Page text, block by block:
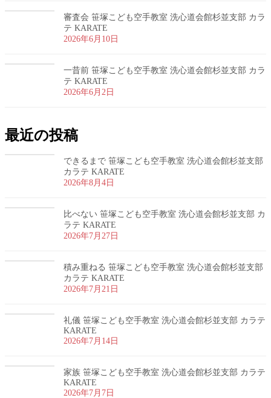
審査会 笹塚こども空手教室 洗心道会館杉並支部 カラ
テ KARATE
2026年6月10日
一昔前 笹塚こども空手教室 洗心道会館杉並支部 カラ
テ KARATE
2026年6月2日
最近の投稿
できるまで 笹塚こども空手教室 洗心道会館杉並支部
カラテ KARATE
2026年8月4日
比べない 笹塚こども空手教室 洗心道会館杉並支部 カ
ラテ KARATE
2026年7月27日
積み重ねる 笹塚こども空手教室 洗心道会館杉並支部
カラテ KARATE
2026年7月21日
礼儀 笹塚こども空手教室 洗心道会館杉並支部 カラテ
KARATE
2026年7月14日
家族 笹塚こども空手教室 洗心道会館杉並支部 カラテ
KARATE
2026年7月7日